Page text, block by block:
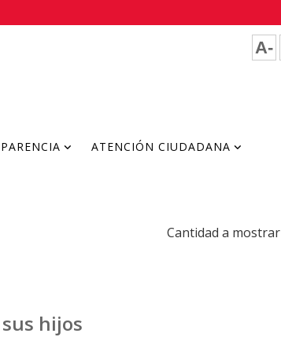
A-
ATENCIÓN CIUDADANA
Cantidad a mostrar
hijos